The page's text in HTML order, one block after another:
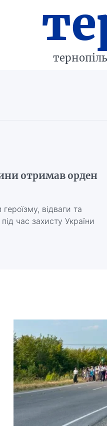
отримав орден
відваги та
час захисту України